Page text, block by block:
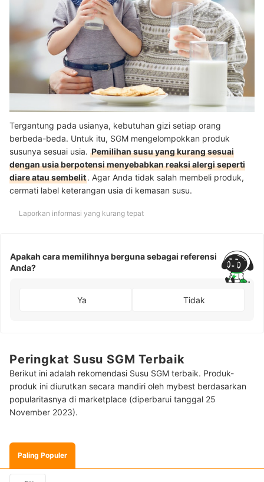
Tergantung pada usianya, kebutuhan gizi setiap orang
berbeda-beda. Untuk itu, SGM mengelompokkan produk
susunya sesuai usia. Pemilihan susu yang kurang sesuai
dengan usia berpotensi menyebabkan reaksi alergi seperti
diare atau sembelit. Agar Anda tidak salah membeli produk,
cermati label keterangan usia di kemasan susu.
Laporkan informasi yang kurang tepat
Apakah cara memilihnya berguna sebagai referensi
Anda?
Ya Tidak
Peringkat Susu SGM Terbaik
Berikut ini adalah rekomendasi Susu SGM terbaik. Produk-
produk ini diurutkan secara mandiri oleh mybest berdasarkan
popularitasnya di marketplace (diperbarui tanggal 25
November 2023).
Paling Populer